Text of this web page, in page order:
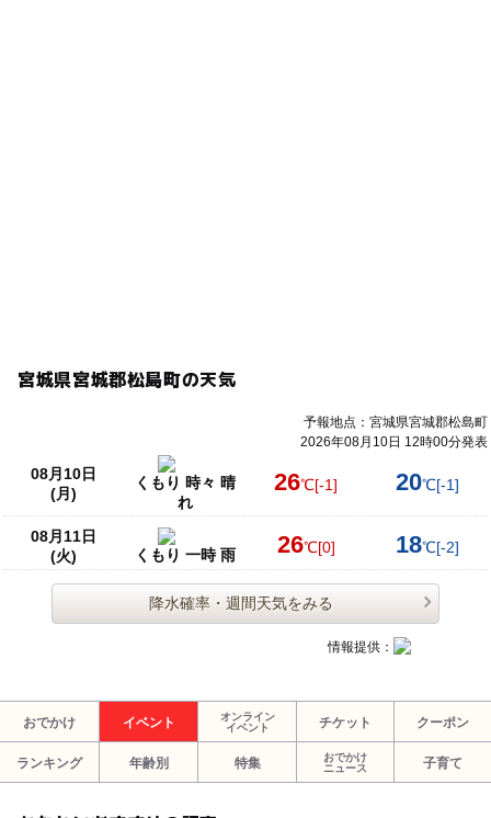
宮城県宮城郡松島町の天気
予報地点：宮城県宮城郡松島町
2026年08月10日 12時00分発表
08月10日
(月)
くもり 時々 晴
れ
26℃[-1] 20℃[-1]
08月11日
(火)
くもり 一時 雨 26℃[0] 18℃[-2]
降水確率・週間天気をみる
情報提供：
おでかけ イベント
オンライン
イベント
チケット クーポン
ランキング 年齢別 特集
おでかけ
ニュース
子育て